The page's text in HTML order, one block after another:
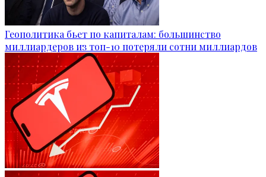
Геополитика бьет по капиталам: большинство
миллиардеров из топ-10 потеряли сотни миллиардов